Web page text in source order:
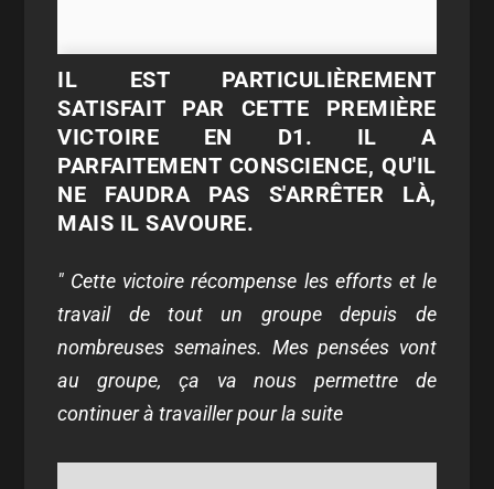
IL EST PARTICULIÈREMENT
SATISFAIT PAR CETTE PREMIÈRE
VICTOIRE EN D1. IL A
PARFAITEMENT CONSCIENCE, QU'IL
NE FAUDRA PAS S'ARRÊTER LÀ,
MAIS IL SAVOURE.
" Cette victoire récompense les efforts et le
travail de tout un groupe depuis de
nombreuses semaines. Mes pensées vont
au groupe, ça va nous permettre de
continuer à travailler pour la suite